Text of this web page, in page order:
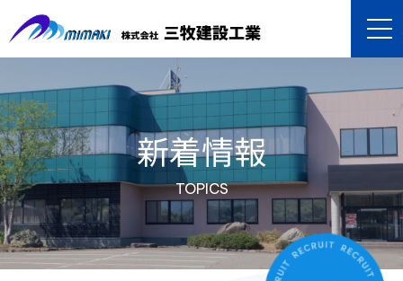
新着情報
TOPICS